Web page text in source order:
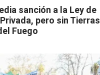
sanción a la Ley de
pero sin Tierras
Fuego